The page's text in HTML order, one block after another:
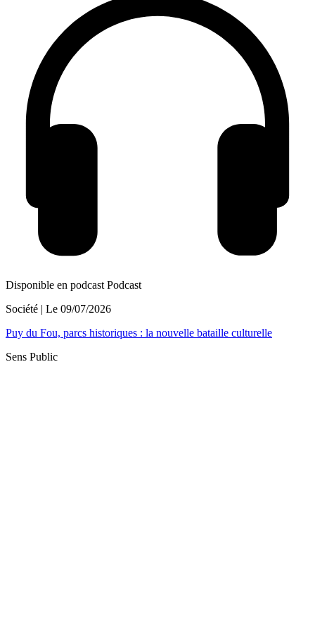
Disponible en podcast Podcast
Société | Le 09/07/2026
Puy du Fou, parcs historiques : la nouvelle bataille culturelle
Sens Public